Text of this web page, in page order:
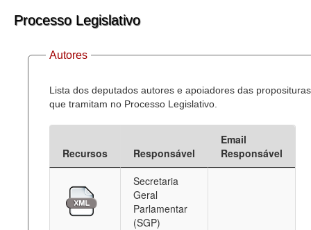
Lei de Acesso à Informação
Dados Governamentais Abertos
Planejamento
Catálogo de dados
Deputados Estaduais
Administração
Processo Legislativo
Autores
Lista dos deputados autores e apoiadores das proposituras
que tramitam no Processo Legislativo.
Recursos Responsável
Email
Responsável
Secretaria
Geral
Parlamentar
(SGP)